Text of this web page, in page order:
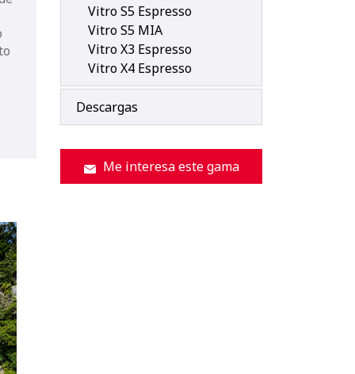
Vitro S5 Espresso
Vitro S5 MIA
Vitro X3 Espresso
Vitro X4 Espresso
Descargas
Me interesa este gama